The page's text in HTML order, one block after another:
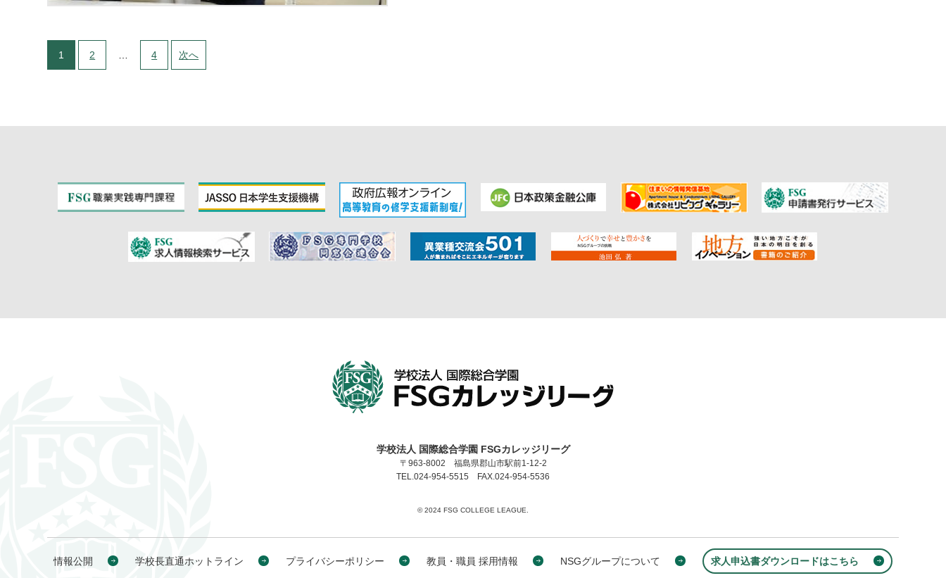
投稿のナビゲーション
1 ページへ
2 4 ページへ
次のページ
へ
学校法人 国際総合学園 FSGカレッジリーグ
〒963-8002 福島県郡山市駅前1-12-2
TEL.024-954-5515 FAX.024-954-5536
©︎ 2024 FSG COLLEGE LEAGUE.
情報公開 学校長直通ホットライン プライバシーポリシー 教員・職員 採用情報 NSGグループについて 求人申込書ダウンロードはこちら